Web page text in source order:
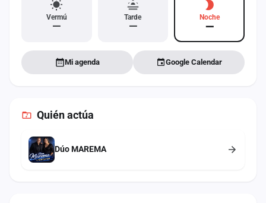
Vermú
—
Tarde
—
Noche
—
Mi agenda Google Calendar
Quién actúa
Dúo MAREMA